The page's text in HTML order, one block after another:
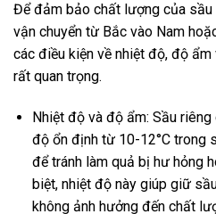
Để đảm bảo chất lượng của
vận chuyển từ Bắc vào Nam
các điều kiện về nhiệt độ, độ
rất quan trọng.
Nhiệt độ và độ ẩm: Sầu
độ ổn định từ 10-12°C trong
để tránh làm quả bị hư hỏng
biệt, nhiệt độ này giúp giữ
không ảnh hưởng đến chất